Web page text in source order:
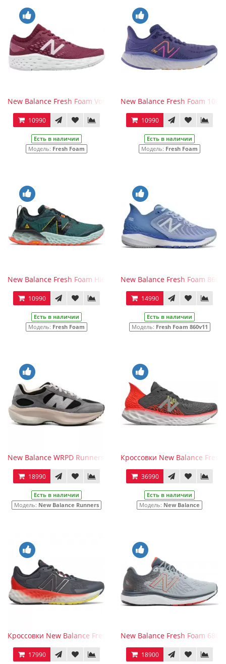
New Balance Fresh Foam Vongo V4 Red
10990
Есть в наличии
Модель: Fresh Foam
New Balance Fresh Foam
10990
Есть в наличии
Модель: Fresh Foam
New Balance Fresh Foam Hierro v6 Green
10990
Есть в наличии
Модель: Fresh Foam
New Balance Fresh Foam
14990
Есть в наличии
Модель: Fresh Foam 860v11
New Balance WRPD Runners Black Grey
18990
Есть в наличии
Модель: New Balance Runners
Кроссовки New Balance
36990
Есть в наличии
Модель: New Balance
Кроссовки New Balance Fresh Foam Evoz Black Red
17990
New Balance Fresh Foam 680
18900